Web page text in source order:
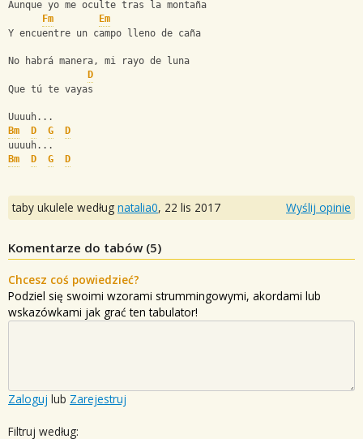
Aunque yo me oculte tras la montaña
Fm
Em
Y encuentre un campo lleno de caña
No habrá manera, mi rayo de luna
D
Que tú te vayas
Uuuuh...
Bm
D G
D
uuuuh...
Bm
D G D
taby ukulele według natalia0, 22 lis 2017 Wyślij opinie
Komentarze do tabów (5)
Chcesz coś powiedzieć?
Podziel się swoimi wzorami strummingowymi, akordami lub
wskazówkami jak grać ten tabulator!
Zaloguj lub Zarejestruj
Filtruj według: